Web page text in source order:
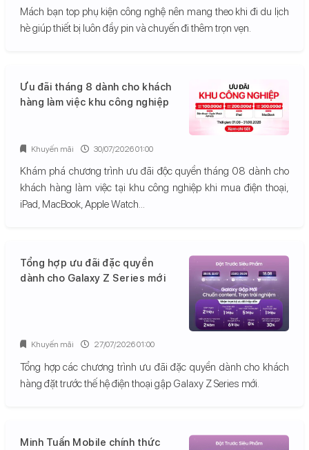
Mách bạn top phụ kiện công nghệ nên mang theo khi đi du lịch
hè giúp thiết bị luôn đầy pin và chuyến đi thêm trọn vẹn.
Ưu đãi tháng 8 dành cho khách
hàng làm việc khu công nghiệp
Khám phá chương trình ưu đãi độc quyền tháng 08 dành cho
khách hàng làm việc tại khu công nghiệp khi mua điện thoại,
iPad, MacBook, Apple Watch...
Khuyến mãi 30/07/2026 01:00
Tổng hợp ưu đãi đặc quyền
dành cho Galaxy Z Series mới
Tổng hợp các chương trình ưu đãi đặc quyền dành cho khách
hàng đặt trước thế hệ điện thoại gập Galaxy Z Series mới.
Khuyến mãi 27/07/2026 01:00
Minh Tuấn Mobile chính thức